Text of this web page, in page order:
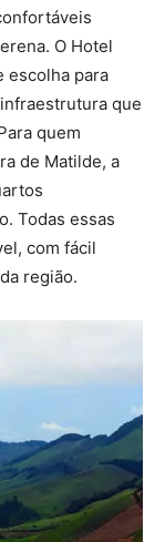
O Hotel
escolha para
que
quem
de Matilde, a
Todas essas
com fácil
região.